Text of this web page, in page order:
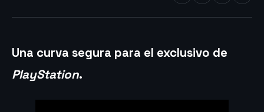
Una curva segura para el exclusivo de
PlayStation.